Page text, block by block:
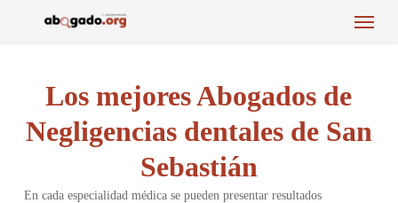
Menu
Los mejores Abogados de
Negligencias dentales de San
Sebastián
En cada especialidad médica se pueden presentar resultados